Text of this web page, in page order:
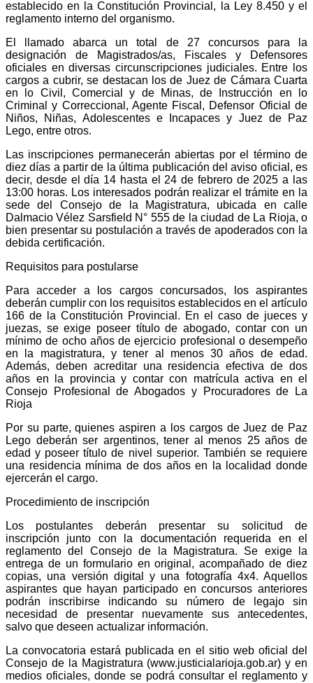
establecido en la Constitución Provincial, la Ley 8.450 y el
reglamento interno del organismo.
El llamado abarca un total de 27 concursos para la
designación de Magistrados/as, Fiscales y Defensores
oficiales en diversas circunscripciones judiciales. Entre los
cargos a cubrir, se destacan los de Juez de Cámara Cuarta
en lo Civil, Comercial y de Minas, de Instrucción en lo
Criminal y Correccional, Agente Fiscal, Defensor Oficial de
Niños, Niñas, Adolescentes e Incapaces y Juez de Paz
Lego, entre otros.
Las inscripciones permanecerán abiertas por el término de
diez días a partir de la última publicación del aviso oficial, es
decir, desde el día 14 hasta el 24 de febrero de 2025 a las
13:00 horas. Los interesados podrán realizar el trámite en la
sede del Consejo de la Magistratura, ubicada en calle
Dalmacio Vélez Sarsfield N° 555 de la ciudad de La Rioja, o
bien presentar su postulación a través de apoderados con la
debida certificación.
Requisitos para postularse
Para acceder a los cargos concursados, los aspirantes
deberán cumplir con los requisitos establecidos en el artículo
166 de la Constitución Provincial. En el caso de jueces y
juezas, se exige poseer título de abogado, contar con un
mínimo de ocho años de ejercicio profesional o desempeño
en la magistratura, y tener al menos 30 años de edad.
Además, deben acreditar una residencia efectiva de dos
años en la provincia y contar con matrícula activa en el
Consejo Profesional de Abogados y Procuradores de La
Rioja
Por su parte, quienes aspiren a los cargos de Juez de Paz
Lego deberán ser argentinos, tener al menos 25 años de
edad y poseer título de nivel superior. También se requiere
una residencia mínima de dos años en la localidad donde
ejercerán el cargo.
Procedimiento de inscripción
Los postulantes deberán presentar su solicitud de
inscripción junto con la documentación requerida en el
reglamento del Consejo de la Magistratura. Se exige la
entrega de un formulario en original, acompañado de diez
copias, una versión digital y una fotografía 4x4. Aquellos
aspirantes que hayan participado en concursos anteriores
podrán inscribirse indicando su número de legajo sin
necesidad de presentar nuevamente sus antecedentes,
salvo que deseen actualizar información.
La convocatoria estará publicada en el sitio web oficial del
Consejo de la Magistratura (www.justicialarioja.gob.ar) y en
medios oficiales, donde se podrá consultar el reglamento y